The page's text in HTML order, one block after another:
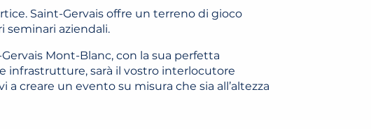
Saint-Gervais offre un terreno di gioco
seminari aziendali.
Mont-Blanc, con la sua perfetta
infrastrutture, sarà il vostro interlocutore
creare un evento su misura che sia all’altezza